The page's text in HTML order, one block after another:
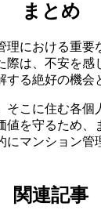
まとめ
理における重要
際は、不安を感
る絶好の機会
そこに住む各個
値を守るため、
にマンション管
関連記事